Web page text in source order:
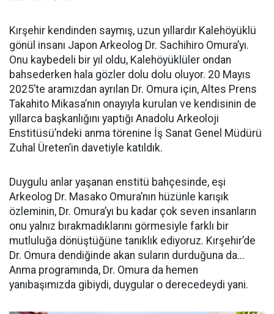
Kırşehir kendinden saymış, uzun yıllardır Kalehöyüklü
gönül insanı Japon Arkeolog Dr. Sachihiro Omura’yı.
Onu kaybedeli bir yıl oldu, Kalehöyüklüler ondan
bahsederken hala gözler dolu dolu oluyor. 20 Mayıs
2025’te aramızdan ayrılan Dr. Omura için, Altes Prens
Takahito Mikasa’nın onayıyla kurulan ve kendisinin de
yıllarca başkanlığını yaptığı Anadolu Arkeoloji
Enstitüsü’ndeki anma törenine İş Sanat Genel Müdürü
Zuhal Üreten’in davetiyle katıldık.
Duygulu anlar yaşanan enstitü bahçesinde, eşi
Arkeolog Dr. Masako Omura’nın hüzünle karışık
özleminin, Dr. Omura’yı bu kadar çok seven insanların
onu yalnız bırakmadıklarını görmesiyle farklı bir
mutluluğa dönüştüğüne tanıklık ediyoruz. Kırşehir’de
Dr. Omura dendiğinde akan suların durduğuna da...
Anma programında, Dr. Omura da hemen
yanıbaşımızda gibiydi, duygular o derecedeydi yani.